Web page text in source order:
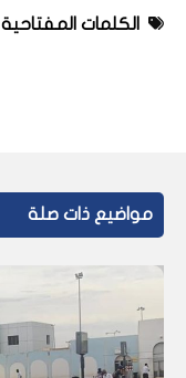
الكلمات المفتاحية
مواضيع ذات صلة